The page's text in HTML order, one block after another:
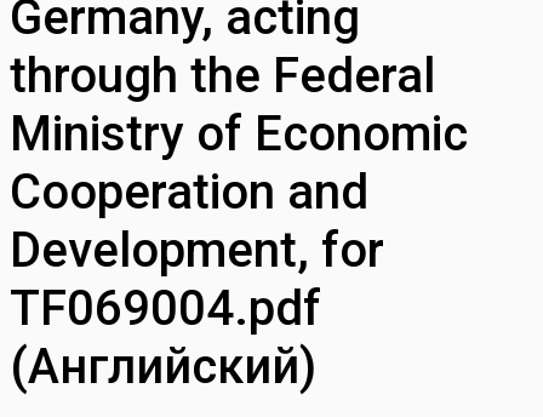
Germany, acting
through the Federal
Ministry of Economic
Cooperation and
Development, for
TF069004.pdf
(Английский)